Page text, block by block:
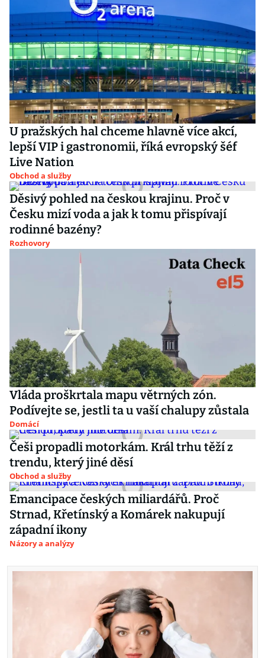
U pražských hal chceme hlavně více akcí,
lepší VIP i gastronomii, říká evropský šéf
Live Nation
Obchod a služby
Děsivý pohled na českou krajinu. Proč v
Česku mizí voda a jak k tomu přispívají
rodinné bazény?
Rozhovory
Vláda proškrtala mapu větrných zón.
Podívejte se, jestli ta u vaší chalupy zůstala
Domácí
Češi propadli motorkám. Král trhu těží z
trendu, který jiné děsí
Obchod a služby
Emancipace českých miliardářů. Proč
Strnad, Křetínský a Komárek nakupují
západní ikony
Názory a analýzy